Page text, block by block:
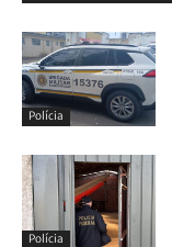
Polícia
Polícia